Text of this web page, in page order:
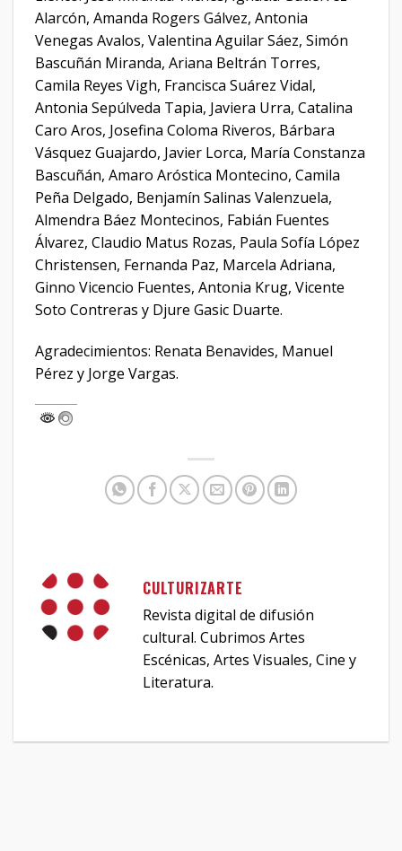
Alarcón, Amanda Rogers Gálvez, Antonia
Venegas Avalos, Valentina Aguilar Sáez, Simón
Bascuñán Miranda, Ariana Beltrán Torres,
Camila Reyes Vigh, Francisca Suárez Vidal,
Antonia Sepúlveda Tapia, Javiera Urra, Catalina
Caro Aros, Josefina Coloma Riveros, Bárbara
Vásquez Guajardo, Javier Lorca, María Constanza
Bascuñán, Amaro Aróstica Montecino, Camila
Peña Delgado, Benjamín Salinas Valenzuela,
Almendra Báez Montecinos, Fabián Fuentes
Álvarez, Claudio Matus Rozas, Paula Sofía López
Christensen, Fernanda Paz, Marcela Adriana,
Ginno Vicencio Fuentes, Antonia Krug, Vicente
Soto Contreras y Djure Gasic Duarte.
Agradecimientos: Renata Benavides, Manuel
Pérez y Jorge Vargas.
CULTURIZARTE
Revista digital de difusión
cultural. Cubrimos Artes
Escénicas, Artes Visuales, Cine y
Literatura.